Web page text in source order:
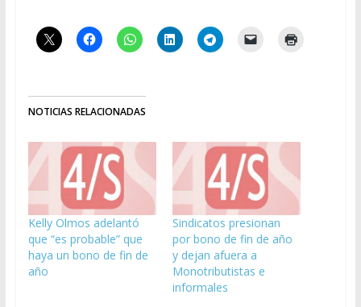
NOTICIAS RELACIONADAS
Kelly Olmos adelantó
que “es probable” que
haya un bono de fin de
año
Sindicatos presionan
por bono de fin de año
y dejan afuera a
Monotributistas e
informales